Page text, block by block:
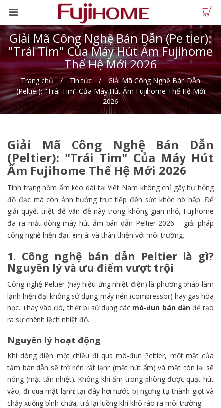
Giải Mã Công Nghệ Bán Dẫn (Peltier):
"Trái Tim" Của Máy Hút Ẩm Fujihome
Thế Hệ Mới 2026
Trang chủ Tin tức
Giải Mã Công Nghệ Bán Dẫn
(Peltier): "Trái Tim" Của Máy Hút Ẩm Fujihome Thế Hệ Mới
2026
Giải Mã Công Nghệ Bán Dẫn
(Peltier): "Trái Tim" Của Máy Hút
Ẩm Fujihome Thế Hệ Mới 2026
Tình trạng nồm ẩm kéo dài tại Việt Nam không chỉ gây hư hỏng
đồ đạc mà còn ảnh hưởng trực tiếp đến sức khỏe hô hấp. Để
giải quyết triệt để vấn đề này trong không gian nhỏ, Fujihome
đã ra mắt dòng máy hút ẩm bán dẫn Peltier 2026 – giải pháp
công nghệ hiện đại, êm ái và thân thiện với môi trường.
1. Công nghệ bán dẫn Peltier là gì?
Nguyên lý và ưu điểm vượt trội
Công nghệ Peltier (hay hiệu ứng nhiệt điện) là phương pháp làm
lạnh hiện đại không sử dụng máy nén (compressor) hay gas hóa
học. Thay vào đó, thiết bị sử dụng các mô-đun bán dẫnđể tạo
ra sự chênh lệch nhiệt độ.
Nguyên lý hoạt động
Khi dòng điện một chiều đi qua mô-đun Peltier, một mặt của
tấm bán dẫn sẽ trở nên rất lạnh (mặt hút ẩm) và mặt còn lại sẽ
nóng (mặt tản nhiệt). Không khí ẩm trong phòng được quạt hút
vào, đi qua mặt lạnh; tại đây hơi nước bị ngưng tụ thành giọt và
chảy xuống bình chứa, trả lại luồng khí khô ráo ra môi trường.